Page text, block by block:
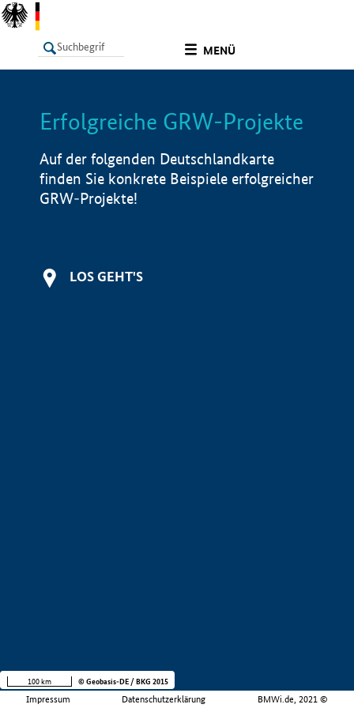
MENÜ
LISTE Info
Erfolgreiche GRW-Projekte
Auf der folgenden Deutschlandkarte
finden Sie konkrete Beispiele erfolgreicher
GRW-Projekte!
LOS GEHT'S
Impressum Datenschutzerklärung BMWi.de, 2021 ©
100 km © Geobasis-DE / BKG 2015